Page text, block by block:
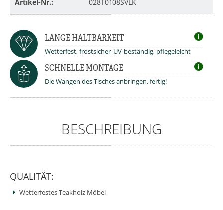
Artikel-Nr.: 028T0108SVLK
LANGE HALTBARKEIT
Wetterfest, frostsicher, UV-beständig, pflegeleicht
SCHNELLE MONTAGE
Die Wangen des Tisches anbringen, fertig!
BESCHREIBUNG
QUALITÄT:
Wetterfestes Teakholz Möbel